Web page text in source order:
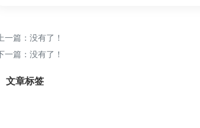
、 总结
竞争力，规避法律风险，促进电商行业健康发
上一篇：没有了！
一篇：没有了！
文章标签